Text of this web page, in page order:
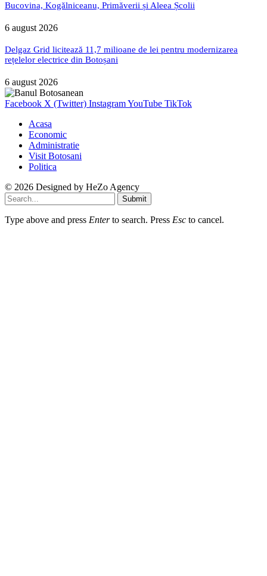
Bucovina, Kogălniceanu, Primăverii și Aleea Școlii
6 august 2026
Delgaz Grid licitează 11,7 milioane de lei pentru modernizarea
rețelelor electrice din Botoșani
6 august 2026
Facebook X (Twitter) InstagramYouTube TikTok
Acasa
Economic
Administratie
Visit Botosani
Politica
© 2026 Designed by HeZo Agency
Submit
Type above and press Enterto search. Press Esc to cancel.